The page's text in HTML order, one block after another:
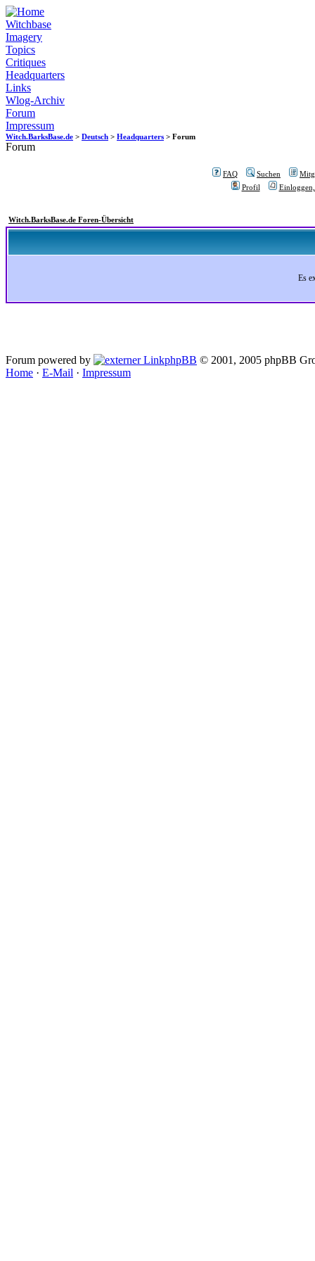
Witchbase
Imagery
Topics
Critiques
Headquarters
Links
Wlog-Archiv
Forum
Impressum
Witch.BarksBase.de > Deutsch > Headquarters > Forum
Forum
FAQ Suchen
Profil
Witch.BarksBase.de Foren-Übersicht
Es
Forum powered by phpBB © 2001, 2005 phpBB
Home · E-Mail · Impressum